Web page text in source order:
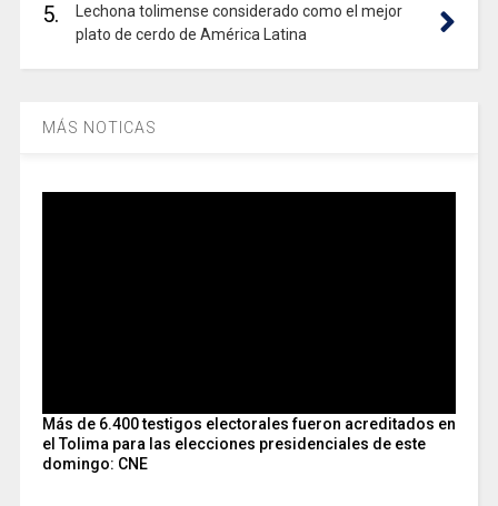
5.
Lechona tolimense considerado como el mejor
plato de cerdo de América Latina
MÁS NOTICAS
Más de 6.400 testigos electorales fueron acreditados en
el Tolima para las elecciones presidenciales de este
domingo: CNE